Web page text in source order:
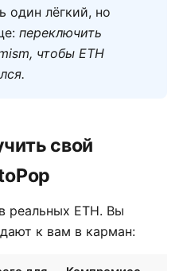
один лёгкий, но
переключить
чтобы ETH
свой
реальных ETH. Вы
к вам в карман: